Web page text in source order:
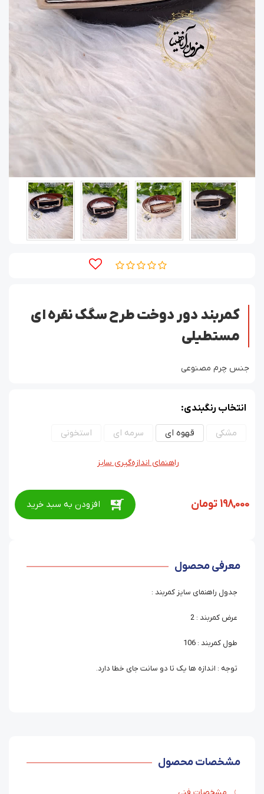
کمربند دور دوخت طرح سگک نقره ای
مستطیلی
جنس چرم مصنوعی
انتخاب رنگبندی:
مشکی قهوه ای سرمه ای استخونی
راهنمای اندازه‌گیری سایز
198,000 تومان افزودن به سبد خرید
معرفی محصول
جدول راهنمای سایز کمربند :
عرض کمربند : 2
طول کمربند : 106
توجه : اندازه ها یک تا دو سانت جای خطا دارد.
مشخصات محصول